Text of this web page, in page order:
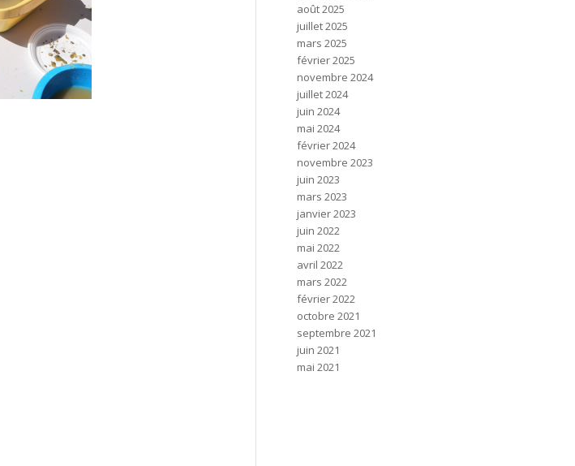
août 2025
juillet 2025
mars 2025
février 2025
novembre 2024
juillet 2024
juin 2024
mai 2024
février 2024
novembre 2023
juin 2023
mars 2023
janvier 2023
juin 2022
mai 2022
avril 2022
mars 2022
février 2022
octobre 2021
septembre 2021
juin 2021
mai 2021